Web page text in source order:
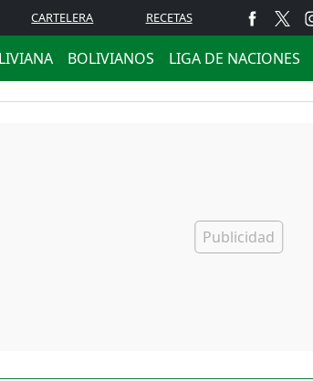
CARTELERA RECETAS
BOLIVIANOS LIGA DE NACIONES